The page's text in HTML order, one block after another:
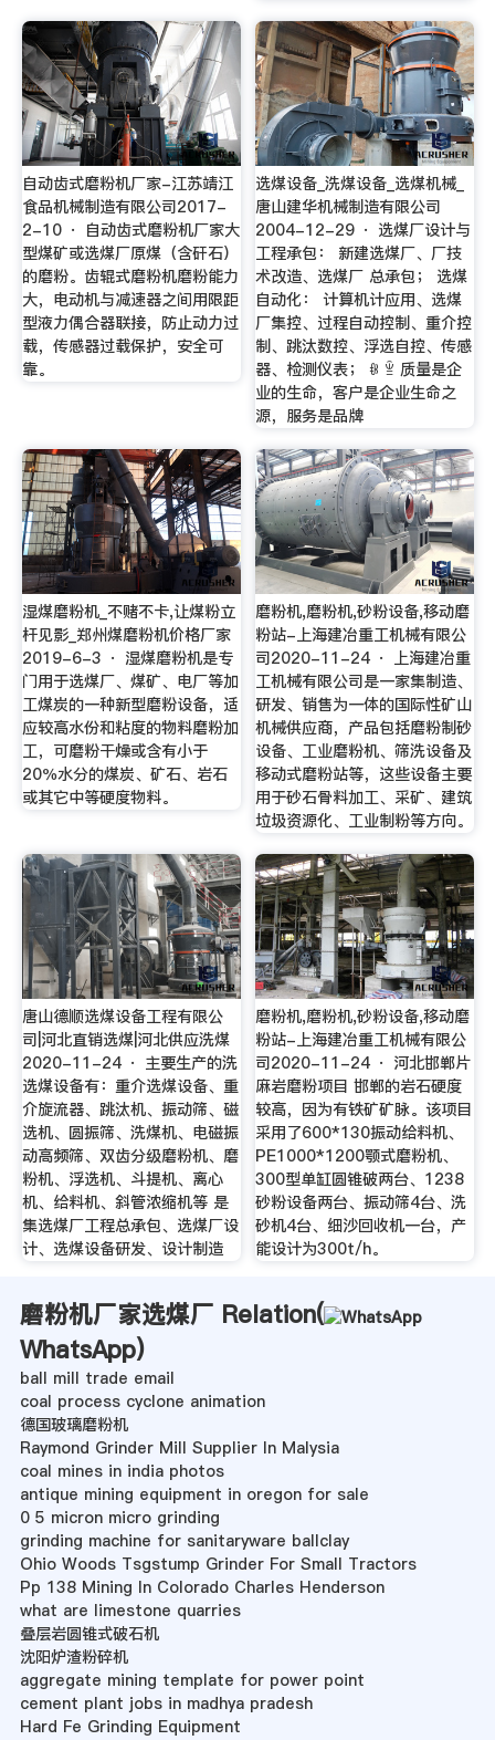
自动齿式磨粉机厂家-江苏靖江
食品机械制造有限公司2017-
2-10 · 自动齿式磨粉机厂家大
型煤矿或选煤厂原煤（含矸石）
的磨粉。齿辊式磨粉机磨粉能力
大，电动机与减速器之间用限距
型液力偶合器联接，防止动力过
载，传感器过载保护，安全可
靠。
选煤设备_洗煤设备_选煤机械_
唐山建华机械制造有限公司
2004-12-29 · 选煤厂设计与
工程承包： 新建选煤厂、厂技
术改造、选煤厂 总承包； 选煤
自动化： 计算机计应用、选煤
厂集控、过程自动控制、重介控
制、跳汰数控、浮选自控、传感
器、检测仪表； ꁆ ꁇ 质量是企
业的生命，客户是企业生命之
源，服务是品牌
湿煤磨粉机_不赌不卡,让煤粉立
杆见影_郑州煤磨粉机价格厂家
2019-6-3 · 湿煤磨粉机是专
门用于选煤厂、煤矿、电厂等加
工煤炭的一种新型磨粉设备，适
应较高水份和粘度的物料磨粉加
工，可磨粉干燥或含有小于
20％水分的煤炭、矿石、岩石
或其它中等硬度物料。
磨粉机,磨粉机,砂粉设备,移动磨
粉站-上海建冶重工机械有限公
司2020-11-24 · 上海建冶重
工机械有限公司是一家集制造、
研发、销售为一体的国际性矿山
机械供应商，产品包括磨粉制砂
设备、工业磨粉机、筛洗设备及
移动式磨粉站等，这些设备主要
用于砂石骨料加工、采矿、建筑
垃圾资源化、工业制粉等方向。
唐山德顺选煤设备工程有限公
司|河北直销选煤|河北供应洗煤
2020-11-24 · 主要生产的洗
选煤设备有：重介选煤设备、重
介旋流器、跳汰机、振动筛、磁
选机、圆振筛、洗煤机、电磁振
动高频筛、双齿分级磨粉机、磨
粉机、浮选机、斗提机、离心
机、给料机、斜管浓缩机等 是
集选煤厂工程总承包、选煤厂设
计、选煤设备研发、设计制造
磨粉机,磨粉机,砂粉设备,移动磨
粉站-上海建冶重工机械有限公
司2020-11-24 · 河北邯郸片
麻岩磨粉项目 邯郸的岩石硬度
较高，因为有铁矿矿脉。该项目
采用了600*130振动给料机、
PE1000*1200颚式磨粉机、
300型单缸圆锥破两台、1238
砂粉设备两台、振动筛4台、洗
砂机4台、细沙回收机一台，产
能设计为300t/h。
磨粉机厂家选煤厂 Relation(
WhatsApp)
ball mill trade email
coal process cyclone animation
德国玻璃磨粉机
Raymond Grinder Mill Supplier In Malysia
coal mines in india photos
antique mining equipment in oregon for sale
0 5 micron micro grinding
grinding machine for sanitaryware ballclay
Ohio Woods Tsgstump Grinder For Small Tractors
Pp 138 Mining In Colorado Charles Henderson
what are limestone quarries
叠层岩圆锥式破石机
沈阳炉渣粉碎机
aggregate mining template for power point
cement plant jobs in madhya pradesh
Hard Fe Grinding Equipment